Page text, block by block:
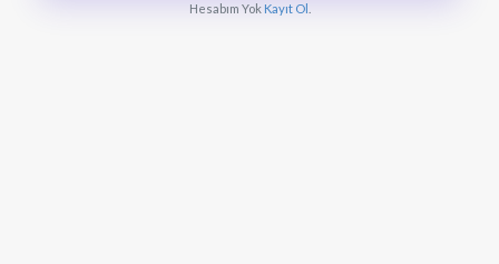
Hesabım Yok Kayıt Ol